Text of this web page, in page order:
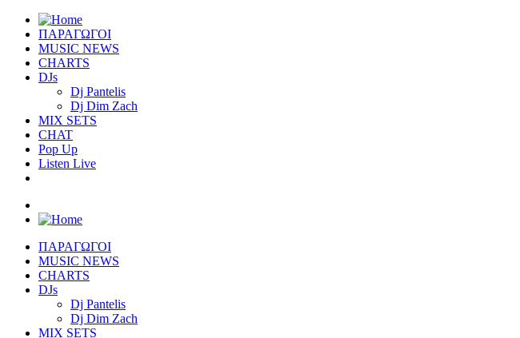
ΠΑΡΑΓΩΓΟΙ
MUSIC NEWS
CHARTS
DJs
Dj Pantelis
Dj Dim Zach
MIX SETS
CHAT
Pop Up
Listen Live
ΠΑΡΑΓΩΓΟΙ
MUSIC NEWS
CHARTS
DJs
Dj Pantelis
Dj Dim Zach
MIX SETS